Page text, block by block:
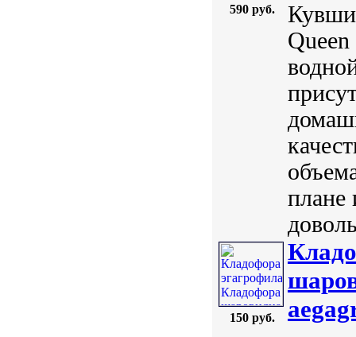
590 руб.
плане
150 руб.